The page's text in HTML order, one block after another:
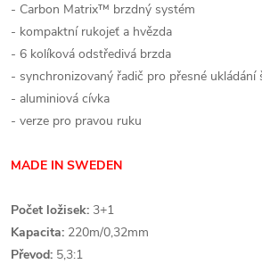
- Carbon Matrix™ brzdný systém
- kompaktní rukojeť a hvězda
- 6 kolíková odstředivá brzda
- synchronizovaný řadič pro přesné ukládání
- aluminiová cívka
- verze pro pravou ruku
MADE IN SWEDEN
Počet ložisek: 3+1
Kapacita: 220m/0,32mm
Převod: 5,3:1